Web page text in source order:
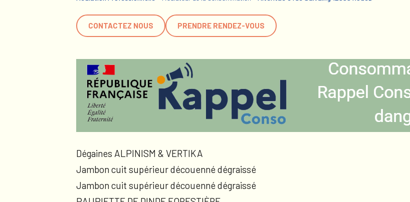
CONTACTEZ NOUS PRENDRE RENDEZ-VOUS
Dégaines ALPINISM & VERTIKA
Jambon cuit supérieur découenné dégraissé
Jambon cuit supérieur découenné dégraissé